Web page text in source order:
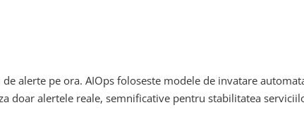
alerte pe ora. AIOps foloseste modele de invatare
doar alertele reale, semnificative pentru stabilitatea